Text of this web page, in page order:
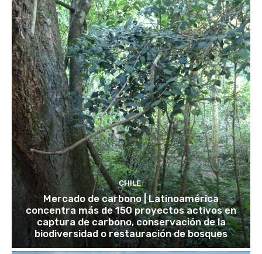
CHILE
Mercado de carbono | Latinoamérica
concentra más de 150 proyectos activos en
captura de carbono, conservación de la
biodiversidad o restauración de bosques